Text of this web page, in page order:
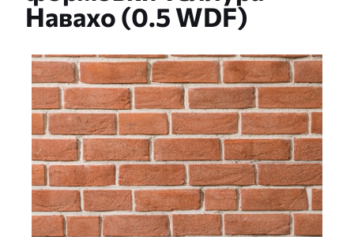
Навахо (0.5 WDF)
Слайдшоу